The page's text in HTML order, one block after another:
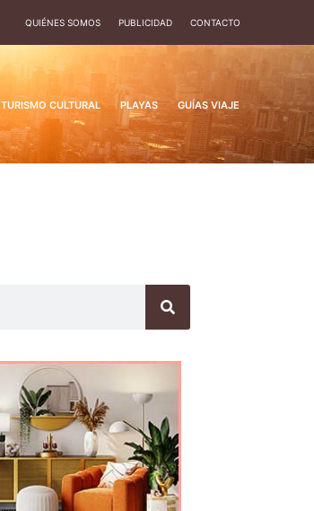
QUIÉNES SOMOS PUBLICIDAD CONTACTO
TURISMO CULTURAL PLAYAS GUÍAS VIAJE